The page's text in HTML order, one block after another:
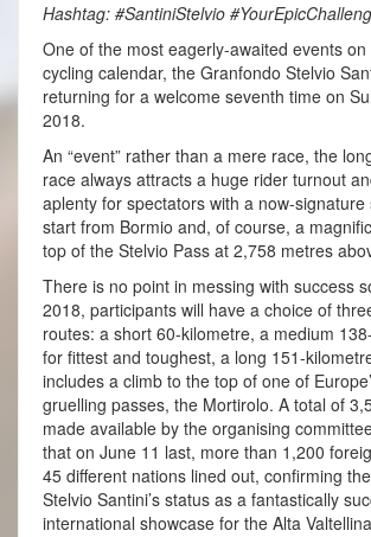
Hashtag: #SantiniStelvio
One of the most eagerly-awaited events
cycling calendar, the Granfondo Stelvio
returning for a welcome seventh time on
2018.
An “event” rather than a mere race, the
race always attracts a huge rider turnout
aplenty for spectators with a now-signature
start from Bormio and, of course, a
top of the Stelvio Pass at 2,758 metres
There is no point in messing with success
2018, participants will have a choice of
routes: a short 60-kilometre, a medium
for fittest and toughest, a long 151-
includes a climb to the top of one of
gruelling passes, the Mortirolo. A total of
made available by the organising
that on June 11 last, more than 1,200
45 different nations lined out, confirming
Stelvio Santini’s status as a fantastically
international showcase for the Alta